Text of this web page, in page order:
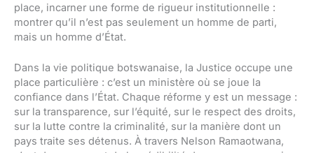
place, incarner une forme de rigueur institutionnelle :
montrer qu’il n’est pas seulement un homme de parti,
mais un homme d’État.
Dans la vie politique botswanaise, la Justice occupe une
place particulière : c’est un ministère où se joue la
confiance dans l’État. Chaque réforme y est un message :
sur la transparence, sur l’équité, sur le respect des droits,
sur la lutte contre la criminalité, sur la manière dont un
pays traite ses détenus. À travers Nelson Ramaotwana,